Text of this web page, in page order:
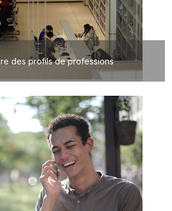
des profils de professions